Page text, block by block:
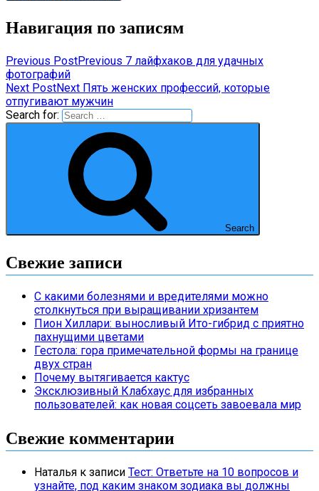
Навигация по записям
Previous PostPrevious 7 лайфхаков для удачных
фотографий
Next PostNext Пять женских профессий, которые
отпугивают мужчин
Search for:
Search
Свежие записи
С какими болезнями и вредителями можно
столкнуться при выращивании хризантем
Пион Хиллари: выносливый Ито-гибрид с приятно
пахнущими цветами
Гестола: гора примечательной формы на границе
двух стран
Почему вытягивается кактус
Эксклюзивный Клабхаус для избранных
пользователей: как новая соцсеть завоевала мир
Свежие комментарии
Наталья к записи Тест: Ответьте на 10 вопросов и
узнайте, под каким знаком зодиака вы должны